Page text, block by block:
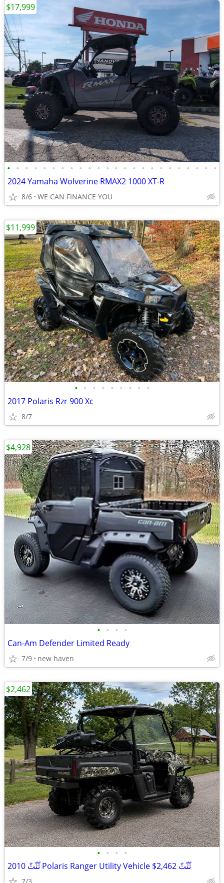
• • • • • • • • • • • • • • • • • • • • • • • •
2024 Yamaha Wolverine RMAX2 1000 XT-R
8/6 WE CAN FINANCE YOU
$17,999
• • • • • • • • •
2017 Polaris Rzr 900 Xc
8/7
$11,999
• • • •
Can-Am Defender Limited Ready
7/9 new haven
$4,928
• • • •
ثّثّثّ 2010 Polaris Ranger Utility Vehicle $2,462 ثّثّثّ
$2,462